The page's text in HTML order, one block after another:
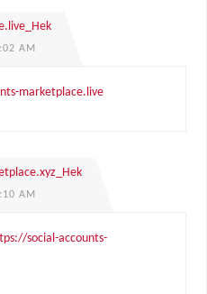
AM
marketplace.live
AM
social-accounts-